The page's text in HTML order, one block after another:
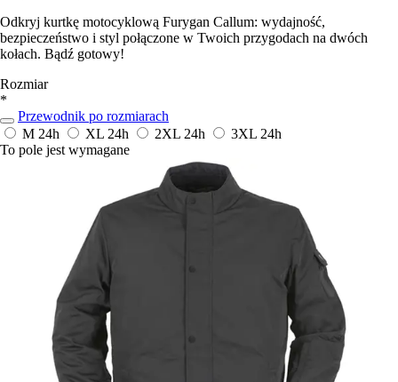
Odkryj kurtkę motocyklową Furygan Callum: wydajność,
bezpieczeństwo i styl połączone w Twoich przygodach na dwóch
kołach. Bądź gotowy!
Rozmiar
*
Przewodnik po rozmiarach
M 24h XL 24h 2XL 24h 3XL 24h
To pole jest wymagane